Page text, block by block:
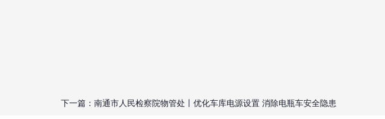
下一篇： 南通市人民检察院物管处丨优化车库电源设置 消除电瓶车安全隐患